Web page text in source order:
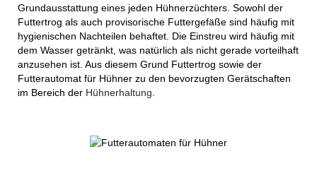
Grundausstattung eines jeden Hühnerzüchters. Sowohl der
Futtertrog als auch provisorische Futtergefäße sind häufig mit
hygienischen Nachteilen behaftet. Die Einstreu wird häufig mit
dem Wasser getränkt, was natürlich als nicht gerade vorteilhaft
anzusehen ist. Aus diesem Grund Futtertrog sowie der
Futterautomat für Hühner zu den bevorzugten Gerätschaften
im Bereich der Hühnerhaltung